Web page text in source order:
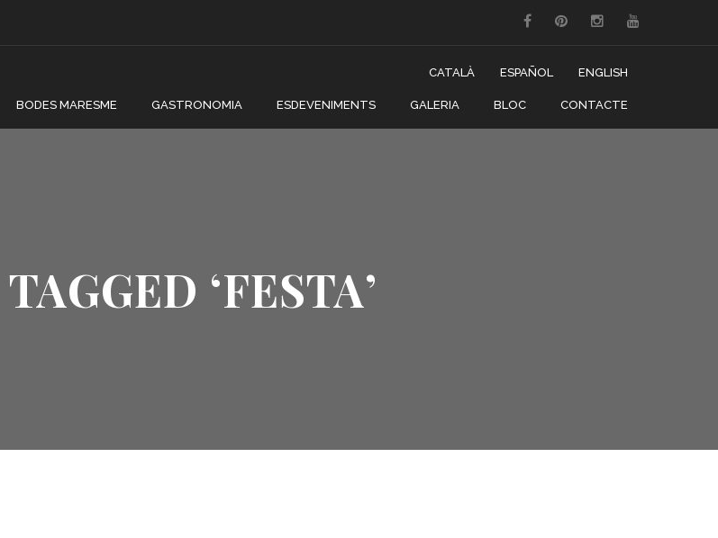
CATALÀ ESPAÑOL ENGLISH
BODES MARESME GASTRONOMIA ESDEVENIMENTS GALERIA BLOC CONTACTE
‘FESTA’